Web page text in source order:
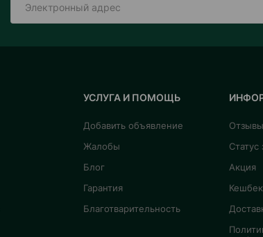
УСЛУГА И ПОМОЩЬ
Добавить объявление
Жалобы
Блог
Гарантия
Благотварительность
Отзывы
Статус
Акция